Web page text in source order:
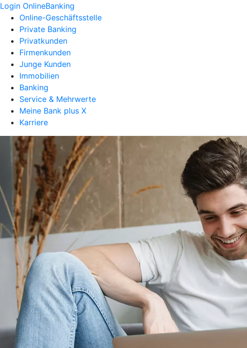
Login OnlineBanking
Online-Geschäftsstelle
Private Banking
Privatkunden
Firmenkunden
Junge Kunden
Immobilien
Banking
Service & Mehrwerte
Meine Bank plus X
Karriere